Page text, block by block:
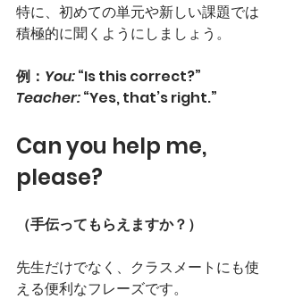
特に、初めての単元や新しい課題では
積極的に聞くようにしましょう。
例： You: “Is this correct?”
Teacher: “Yes, that’s right.”
Can you help me,
please?
（手伝ってもらえますか？）
先生だけでなく、クラスメートにも使
える便利なフレーズです。